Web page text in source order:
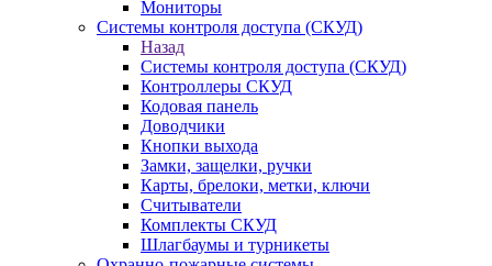
Мониторы
Системы контроля доступа (СКУД)
Назад
Системы контроля доступа (СКУД)
Контроллеры СКУД
Кодовая панель
Доводчики
Кнопки выхода
Замки, защелки, ручки
Карты, брелоки, метки, ключи
Считыватели
Комплекты СКУД
Шлагбаумы и турникеты